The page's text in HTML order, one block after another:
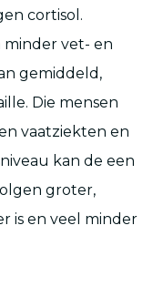
cortisol.
minder vet- en
gemiddeld,
Die mensen
vaatziekten en
kan de een
groter,
is en veel minder